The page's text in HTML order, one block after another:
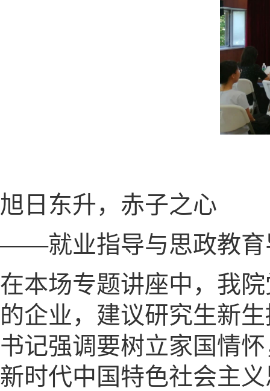
旭日东升，赤子之心
——就业指导与思政教育
在本场专题讲座中，我
的企业，建议研究生新
书记强调要树立家国情
新时代中国特色社会主